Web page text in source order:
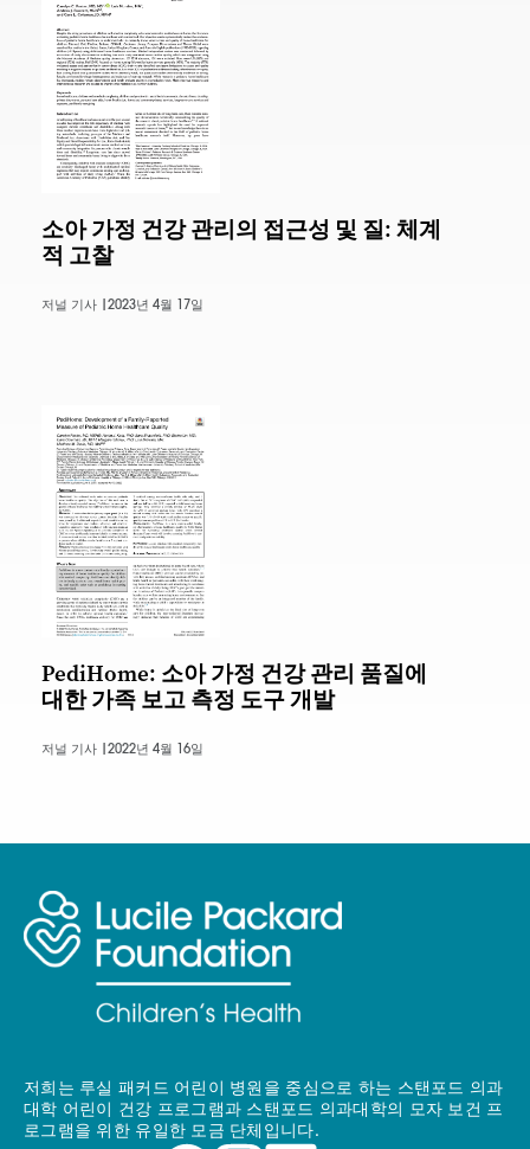
소아 가정 건강 관리의 접근성 및 질: 체계
적 고찰
저널 기사 | 2023년 4월 17일
PediHome: 소아 가정 건강 관리 품질에
대한 가족 보고 측정 도구 개발
저널 기사 | 2022년 4월 16일
저희는 루실 패커드 어린이 병원을 중심으로 하는 스탠포드 의과
대학 어린이 건강 프로그램과 스탠포드 의과대학의 모자 보건 프
로그램을 위한 유일한 모금 단체입니다.